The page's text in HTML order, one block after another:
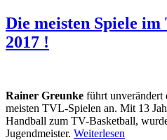
Die meisten Spiele
2017 !
Rainer Greunke führt unverändert
meisten TVL-Spielen an. Mit 13
Handball zum TV-Basketball,
Jugendmeister. Weiterlesen